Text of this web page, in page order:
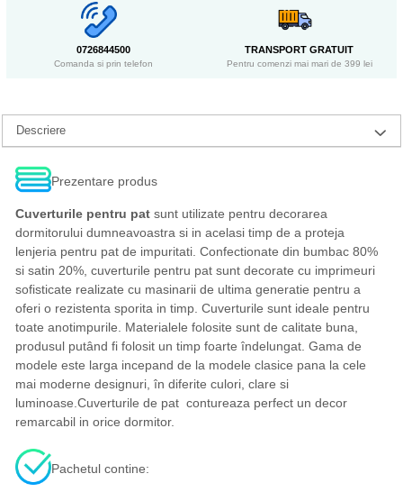
0726844500
Comanda si prin telefon
TRANSPORT GRATUIT
Pentru comenzi mai mari de 399 lei
Descriere
Prezentare produs
Cuverturile pentru patsunt utilizate pentru decorarea
dormitorului dumneavoastra si in acelasi timp de a proteja
lenjeria pentru pat de impuritati. Confectionate din bumbac 80%
si satin 20%, cuverturile pentru pat sunt decorate cu imprimeuri
sofisticate realizate cu masinarii de ultima generatie pentru a
oferi o rezistenta sporita in timp. Cuverturile sunt ideale pentru
toate anotimpurile. Materialele folosite sunt de calitate buna,
produsul putând fi folosit un timp foarte îndelungat. Gama de
modele este larga incepand de la modele clasice pana la cele
mai moderne designuri, în diferite culori, clare si
luminoase.Cuverturile de pat contureaza perfect un decor
remarcabil in orice dormitor.
Pachetul contine: